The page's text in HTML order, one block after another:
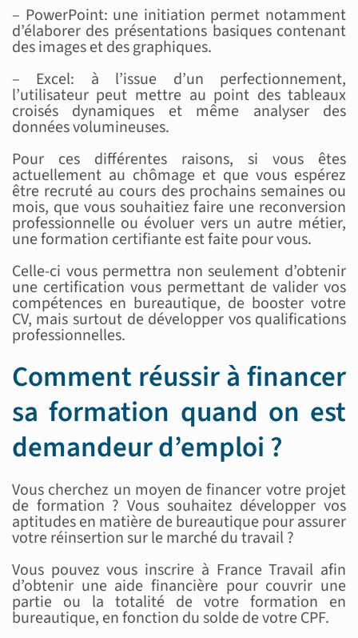
– PowerPoint: une initiation permet notamment
d’élaborer des présentations basiques contenant
des images et des graphiques.
– Excel: à l’issue d’un perfectionnement,
l’utilisateur peut mettre au point des tableaux
croisés dynamiques et même analyser des
données volumineuses.
Pour ces différentes raisons, si vous êtes
actuellement au chômage et que vous espérez
être recruté au cours des prochains semaines ou
mois, que vous souhaitiez faire une reconversion
professionnelle ou évoluer vers un autre métier,
une formation certifiante est faite pour vous.
Celle-ci vous permettra non seulement d’obtenir
une certification vous permettant de valider vos
compétences en bureautique, de booster votre
CV, mais surtout de développer vos qualifications
professionnelles.
Comment réussir à financer
sa formation quand on est
demandeur d’emploi ?
Vous cherchez un moyen de financer votre projet
de formation ? Vous souhaitez développer vos
aptitudes en matière de bureautique pour assurer
votre réinsertion sur le marché du travail ?
Vous pouvez vous inscrire à France Travail afin
d’obtenir une aide financière pour couvrir une
partie ou la totalité de votre formation en
bureautique, en fonction du solde de votre CPF.